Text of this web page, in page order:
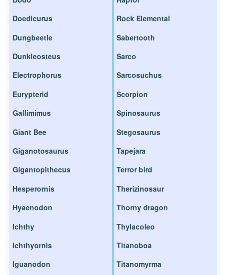
Doedicurus
Dungbeetle
Dunkleosteus
Electrophorus
Eurypterid
Gallimimus
Giant Bee
Giganotosaurus
Gigantopithecus
Hesperornis
Hyaenodon
Ichthy
Ichthyornis
Iguanodon
Rock Elemental
Sabertooth
Sarco
Sarcosuchus
Scorpion
Spinosaurus
Stegosaurus
Tapejara
Terror bird
Therizinosaur
Thorny dragon
Thylacoleo
Titanoboa
Titanomyrma